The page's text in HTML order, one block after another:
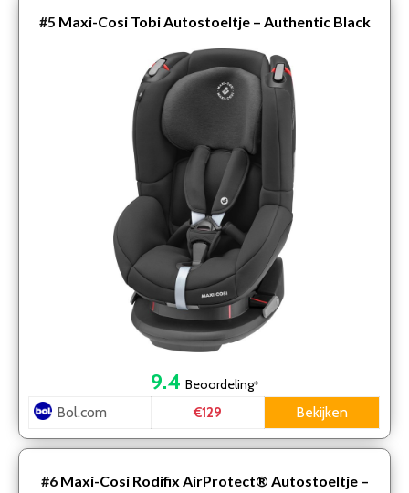
#5 Maxi-Cosi Tobi Autostoeltje – Authentic Black
9.4 Beoordeling*
Bol.com €129 Bekijken
#6 Maxi-Cosi Rodifix AirProtect® Autostoeltje –